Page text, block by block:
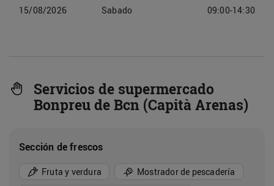
15/08/2026 Sabado 09:00-14:30
Servicios de supermercado
Bonpreu de Bcn (Capità Arenas)
Sección de frescos
Fruta y verdura
Mostrador de pescadería